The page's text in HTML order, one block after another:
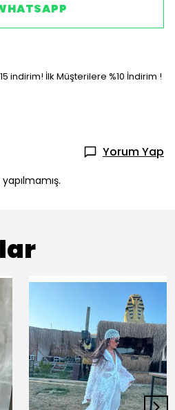
indirim! İlk Müşterilere %10 İndirim !
Yorum Yap